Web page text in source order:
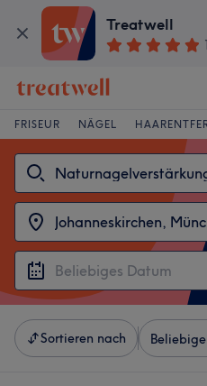
Treatwell
FRISEUR NÄGEL
Sortieren nach